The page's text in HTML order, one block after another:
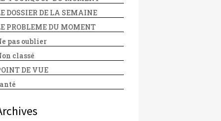
DOSSIER DE LA SEMAINE
PROBLEME DU MOMENT
pas oublier
classé
DE VUE